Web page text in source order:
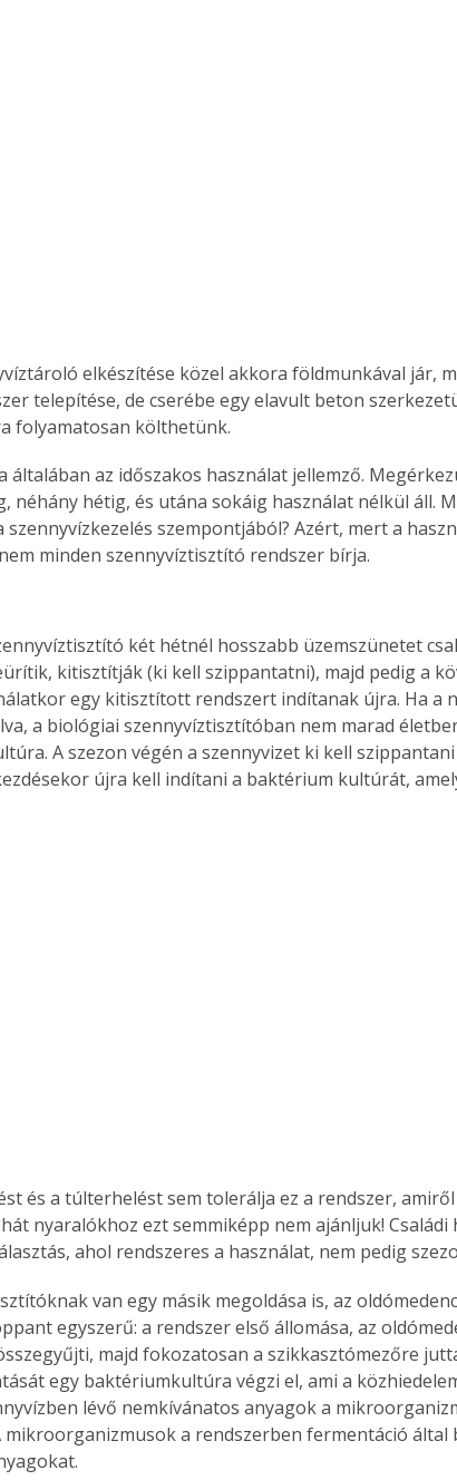
az
Old
új,
egyedi
Bővebb információ itt!
Együtt jobban megéri! A
könyvek tetszőleges
párosítással kedvezményes
áron, 0 Ft postaköltséggel
megrendelhetők!
elkészítése közel akkora földmunkával jár,
telepítése, de cserébe egy elavult beton
folyamatosan költhetünk.
általában az időszakos használat jellemző.
néhány hétig, és utána sokáig használat nélkül áll.
szennyvízkezelés szempontjából? Azért, mert a
minden szennyvíztisztító rendszer bírja.
két hétnél hosszabb üzemszünetet
kitisztítják (ki kell szippantatni), majd pedig a
egy kitisztított rendszert indítanak újra. Ha a
a biológiai szennyvíztisztítóban nem marad
A szezon végén a szennyvizet ki kell
újra kell indítani a baktérium kultúrát,
és a túlterhelést sem tolerálja ez a rendszer,
nyaralókhoz ezt semmiképp nem ajánljuk! Családi
ahol rendszeres a használat, nem pedig
van egy másik megoldása is, az
egyszerű: a rendszer első állomása, az
majd fokozatosan a szikkasztómezőre
egy baktériumkultúra végzi el, ami a
lévő nemkívánatos anyagok a
mikroorganizmusok a rendszerben fermentáció által